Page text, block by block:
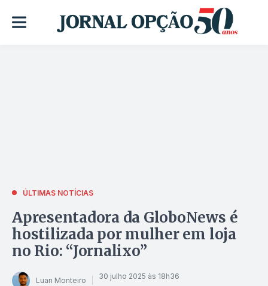
ÚLTIMAS NOTÍCIAS
Apresentadora da GloboNews é
hostilizada por mulher em loja
no Rio: “Jornalixo”
Luan Monteiro 30 julho 2025 às 18h36